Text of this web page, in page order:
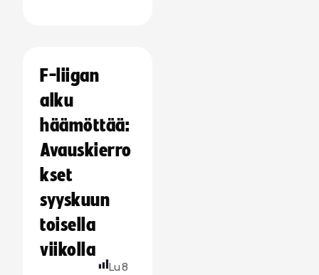
F-liigan
alku
häämöttää:
Avauskierro
kset
syyskuun
toisella
viikolla
Lu8